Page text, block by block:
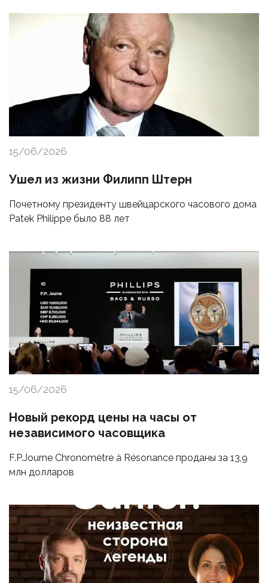
15/06/2026
Ушел из жизни Филипп Штерн
Почетному президенту швейцарского часового дома
Patek Philippe было 88 лет
15/06/2026
Новый рекорд цены на часы от
независимого часовщика
F.P.Journe Chronomètre à Résonance проданы за 13,9
млн долларов